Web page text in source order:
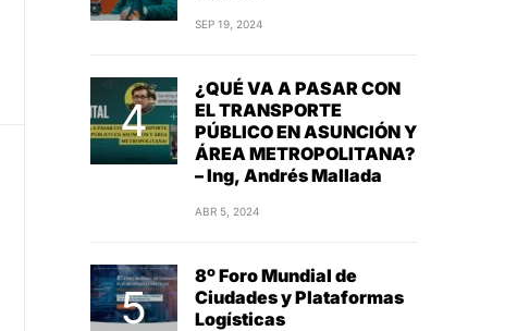
SEP 19, 2024
¿QUÉ VA A PASAR CON
EL TRANSPORTE
PÚBLICO EN ASUNCIÓN Y
ÁREA METROPOLITANA?
– Ing, Andrés Mallada
ABR 5, 2024
8º Foro Mundial de
Ciudades y Plataformas
Logísticas